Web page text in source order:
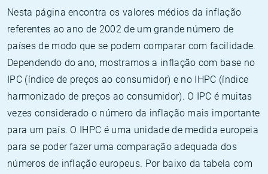
Nesta página encontra os valores médios da inflação
referentes ao ano de 2002 de um grande número de
países de modo que se podem comparar com facilidade.
Dependendo do ano, mostramos a inflação com base no
IPC (índice de preços ao consumidor) e no IHPC (índice
harmonizado de preços ao consumidor). O IPC é muitas
vezes considerado o número da inflação mais importante
para um país. O IHPC é uma unidade de medida europeia
para se poder fazer uma comparação adequada dos
números de inflação europeus. Por baixo da tabela com